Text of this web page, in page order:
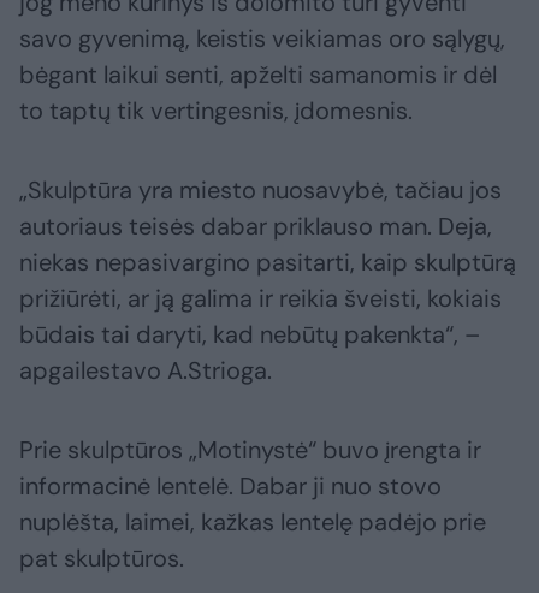
savo gyvenimą, keistis veikiamas oro sąlygų,
bėgant laikui senti, apželti samanomis ir dėl
to taptų tik vertingesnis, įdomesnis.
„Skulptūra yra miesto nuosavybė, tačiau jos
autoriaus teisės dabar priklauso man. Deja,
niekas nepasivargino pasitarti, kaip skulptūrą
prižiūrėti, ar ją galima ir reikia šveisti, kokiais
būdais tai daryti, kad nebūtų pakenkta“, –
apgailestavo A.Strioga.
Prie skulptūros „Motinystė“ buvo įrengta ir
informacinė lentelė. Dabar ji nuo stovo
nuplėšta, laimei, kažkas lentelę padėjo prie
pat skulptūros.